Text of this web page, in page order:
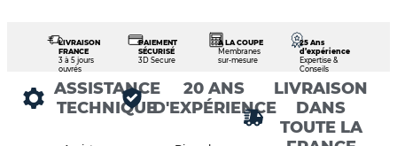
LIVRAISON
FRANCE
3 à 5 jours
ouvrés
PAIEMENT
SÉCURISÉ
3D Secure
À LA COUPE
Membranes
sur-mesure
25 Ans
d’expérience
Expertise &
Conseils
ASSISTANCE
TECHNIQUE
20 ANS
D'EXPÉRIENCE
LIVRAISON
DANS
TOUTE LA